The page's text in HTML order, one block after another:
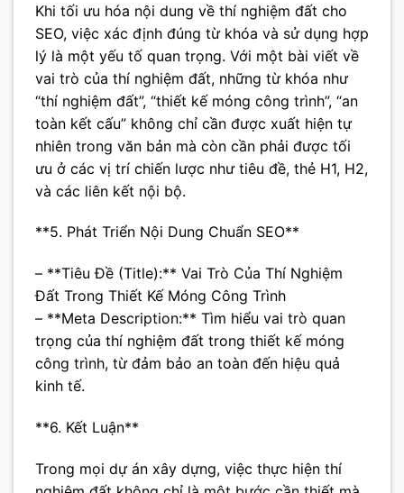
Khi tối ưu hóa nội dung về thí nghiệm đất cho
SEO, việc xác định đúng từ khóa và sử dụng hợp
lý là một yếu tố quan trọng. Với một bài viết về
vai trò của thí nghiệm đất, những từ khóa như
“thí nghiệm đất”, “thiết kế móng công trình”, “an
toàn kết cấu” không chỉ cần được xuất hiện tự
nhiên trong văn bản mà còn cần phải được tối
ưu ở các vị trí chiến lược như tiêu đề, thẻ H1, H2,
và các liên kết nội bộ.
**5. Phát Triển Nội Dung Chuẩn SEO**
– **Tiêu Đề (Title):** Vai Trò Của Thí Nghiệm
Đất Trong Thiết Kế Móng Công Trình
– **Meta Description:** Tìm hiểu vai trò quan
trọng của thí nghiệm đất trong thiết kế móng
công trình, từ đảm bảo an toàn đến hiệu quả
kinh tế.
**6. Kết Luận**
Trong mọi dự án xây dựng, việc thực hiện thí